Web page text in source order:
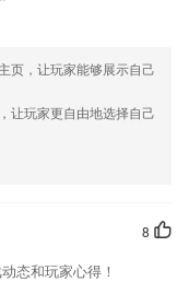
页，让玩家能够展示自己
让玩家更自由地选择自己
8
态和玩家心得！